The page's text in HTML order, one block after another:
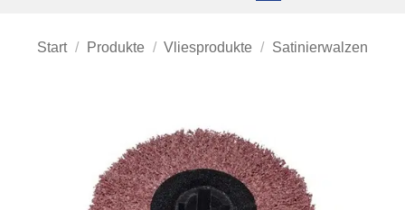
Start / Produkte / Vliesprodukte / Satinierwalzen